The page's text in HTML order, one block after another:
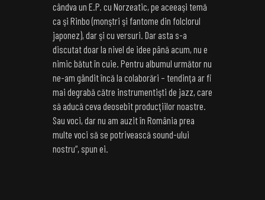
cândva un E.P. cu Norzeatic, pe aceeaşi temă
ca şi Rinbo (monştri şi fantome din folclorul
japonez), dar şi cu versuri. Dar asta s-a
discutat doar la nivel de idee până acum, nu e
nimic bătut în cuie. Pentru albumul următor nu
ne-am gândit încă la colaborări – tendinţa ar fi
mai degrabă către instrumentişti de jazz, care
să aducă ceva deosebit producţiilor noastre.
Sau voci, dar nu am auzit în România prea
multe voci să se potrivească sound-ului
nostru“, spun ei.